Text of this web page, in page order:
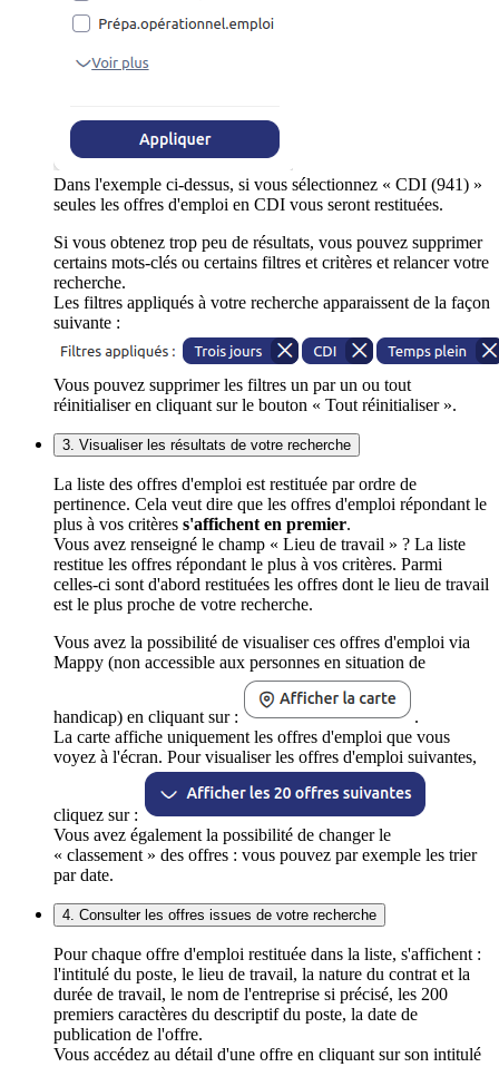
Dans l'exemple ci-dessus, si vous sélectionnez « CDI (941) »
seules les offres d'emploi en CDI vous seront restituées.
Si vous obtenez trop peu de résultats, vous pouvez supprimer
certains mots-clés ou certains filtres et critères et relancer votre
recherche.
Les filtres appliqués à votre recherche apparaissent de la façon
suivante :
Vous pouvez supprimer les filtres un par un ou tout
réinitialiser en cliquant sur le bouton « Tout réinitialiser ».
3. Visualiser les résultats de votre recherche
La liste des offres d'emploi est restituée par ordre de
pertinence. Cela veut dire que les offres d'emploi répondant le
plus à vos critères s'affichent en premier.
Vous avez renseigné le champ « Lieu de travail » ? La liste
restitue les offres répondant le plus à vos critères. Parmi
celles-ci sont d'abord restituées les offres dont le lieu de travail
est le plus proche de votre recherche.
Vous avez la possibilité de visualiser ces offres d'emploi via
Mappy (non accessible aux personnes en situation de
handicap) en cliquant sur :
.
La carte affiche uniquement les offres d'emploi que vous
voyez à l'écran. Pour visualiser les offres d'emploi suivantes,
cliquez sur :
Vous avez également la possibilité de changer le
« classement » des offres : vous pouvez par exemple les trier
par date.
4. Consulter les offres issues de votre recherche
Pour chaque offre d'emploi restituée dans la liste, s'affichent :
l'intitulé du poste, le lieu de travail, la nature du contrat et la
durée de travail, le nom de l'entreprise si précisé, les 200
premiers caractères du descriptif du poste, la date de
publication de l'offre.
Vous accédez au détail d'une offre en cliquant sur son intitulé